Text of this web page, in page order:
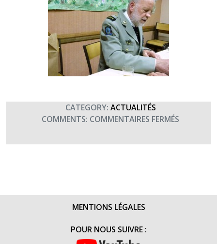
CATEGORY: ACTUALITÉS
COMMENTS: COMMENTAIRES FERMÉS
DE
MENTIONS LÉGALES
POUR NOUS SUIVRE :